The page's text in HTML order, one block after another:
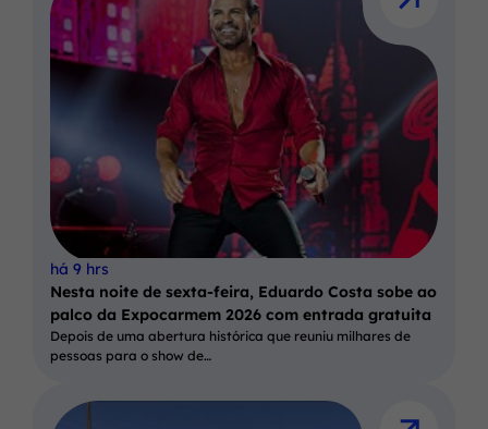
há 9 hrs
Nesta noite de sexta-feira, Eduardo Costa sobe ao
palco da Expocarmem 2026 com entrada gratuita
Depois de uma abertura histórica que reuniu milhares de
pessoas para o show de…